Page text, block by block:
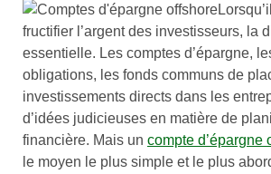
fructifier l’argent des investisseurs, la
essentielle. Les comptes d’épargne,
obligations, les fonds communs de
investissements directs dans les
d’idées judicieuses en matière de
financière. Mais un compte d’épargne
le moyen le plus simple et le plus